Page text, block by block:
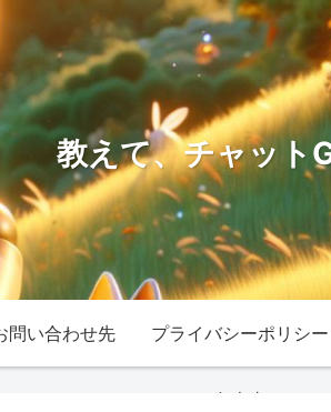
教えて、チャット
問い合わせ先 プライバシーポリシー
免責事項